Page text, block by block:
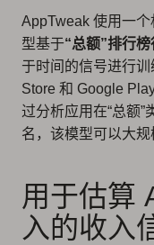
AppTweak 使用一
型基于“总额”排行榜
于时间的信号进行
Store 和 Google
过分析应用在“总额
名，该模型可以大规
用于估算
入的收入